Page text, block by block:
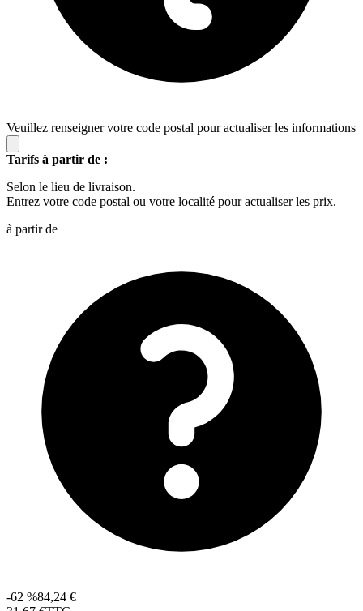
Veuillez renseigner votre code postal pour actualiser les informations
Tarifs à partir de :
Selon le lieu de livraison.
Entrez votre code postal ou votre localité pour actualiser les prix.
à partir de
-62 %84,24 €